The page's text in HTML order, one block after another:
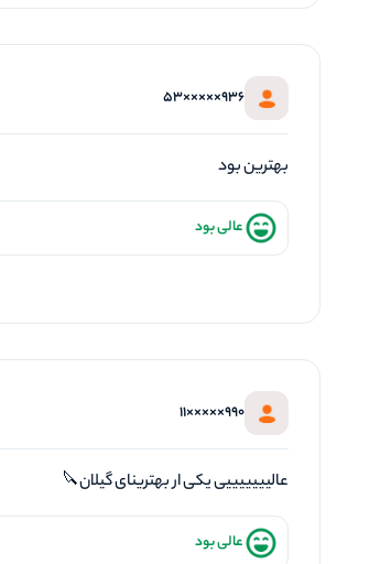
936×××××53
بهترین بود
عالی بود
990×××××11
عالیییییییی یکی ار بهترینای گیلان🔪
عالی بود